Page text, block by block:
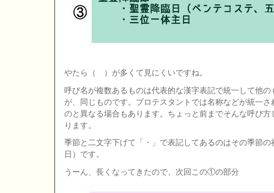
やたら（ ）が多くて見にくいですね。
呼び名が複数あるものは代表的な漢字表記で統一して他
が、同じものです。プロテスタントでは名称などが統一
のと異なる場合もあります。ちょっと前までそんな呼び
ります。
季節と二文字下げて「・」で表記してあるのはその季節
日）です。
うーん、長くなってきたので、次回この①の部分